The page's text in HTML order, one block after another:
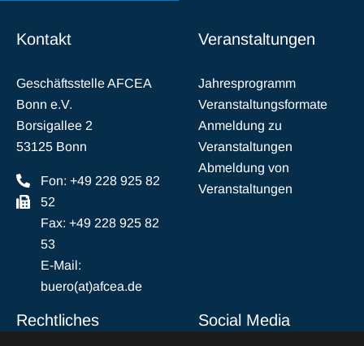
Kontakt
Geschäftsstelle AFCEA
Bonn e.V.
Borsigallee 2
53125 Bonn
Fon: +49 228 925 82
52
Fax: +49 228 925 82
53
E-Mail:
buero(at)afcea.de
Veranstaltungen
Jahresprogramm
Veranstaltungsformate
Anmeldung zu
Veranstaltungen
Abmeldung von
Veranstaltungen
Rechtliches Social Media